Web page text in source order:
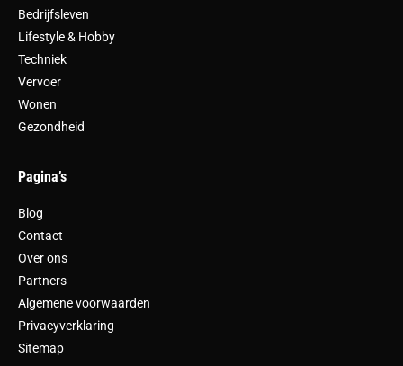
Bedrijfsleven
Lifestyle & Hobby
Techniek
Vervoer
Wonen
Gezondheid
Pagina’s
Blog
Contact
Over ons
Partners
Algemene voorwaarden
Privacyverklaring
Sitemap